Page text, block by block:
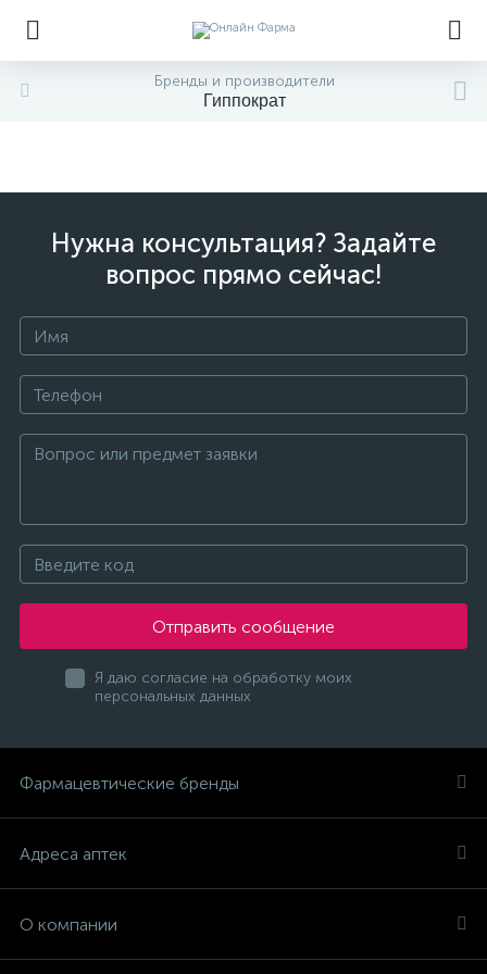
Бренды и производители
Гиппократ
Нужна консультация? Задайте
вопрос прямо сейчас!
Отправить сообщение
Я даю согласие на обработку моих
персональных данных
Фармацевтические бренды
Адреса аптек
О компании